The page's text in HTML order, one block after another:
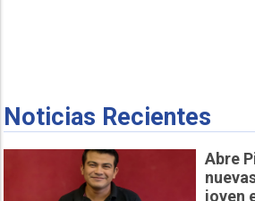
Noticias Recientes
Abre
joven